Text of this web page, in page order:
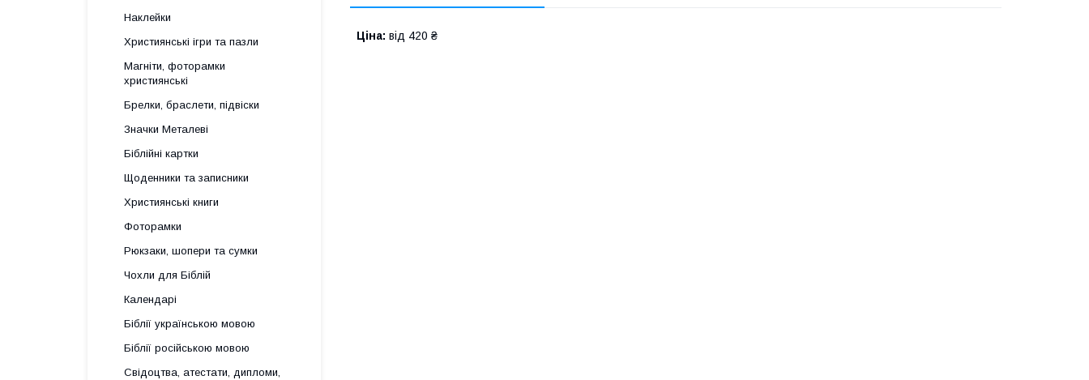
Ціна: від 420 ₴
Наклейки
Християнські ігри та пазли
Магніти, фоторамки
християнські
Брелки, браслети, підвіски
Значки Металеві
Біблійні картки
Щоденники та записники
Християнські книги
Фоторамки
Рюкзаки, шопери та сумки
Чохли для Біблій
Календарі
Біблії українською мовою
Біблії російською мовою
Свідоцтва, атестати, дипломи,